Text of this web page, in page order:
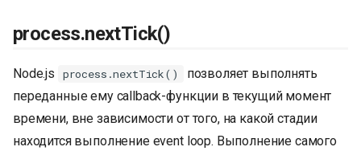
process.nextTick()
Node.js process.nextTick()
позволяет выполнять
переданные ему callback-функции в текущий момент
времени, вне зависимости от того, на какой стадии
находится выполнение event loop. Выполнение самого